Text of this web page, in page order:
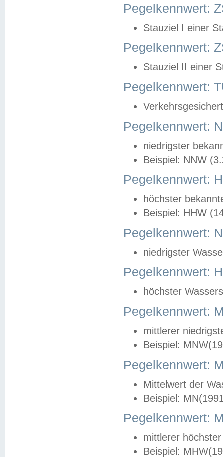
Pegelkennwert:
Stauziel I einer
Pegelkennwert:
Stauziel II einer
Pegelkennwert:
Pegelkennwert:
niedrigster
Beispiel: NNW
Pegelkennwert:
höchster
Beispiel: HHW
Pegelkennwert:
niedrigster
Pegelkennwert:
höchster
Pegelkennwert:
mittlerer
Beispiel:
Pegelkennwert:
Mittelwert der
Beispiel:
Pegelkennwert:
mittlerer
Beispiel: